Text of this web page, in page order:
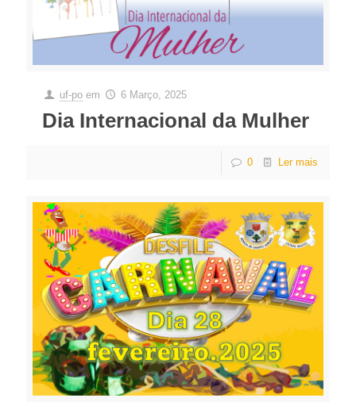
uf-po em 6 Março, 2025
Dia Internacional da Mulher
0 Ler mais